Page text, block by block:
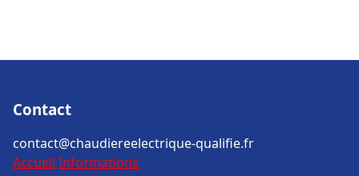
Contact
contact@chaudiereelectrique-qualifie.fr
Accueil Informations